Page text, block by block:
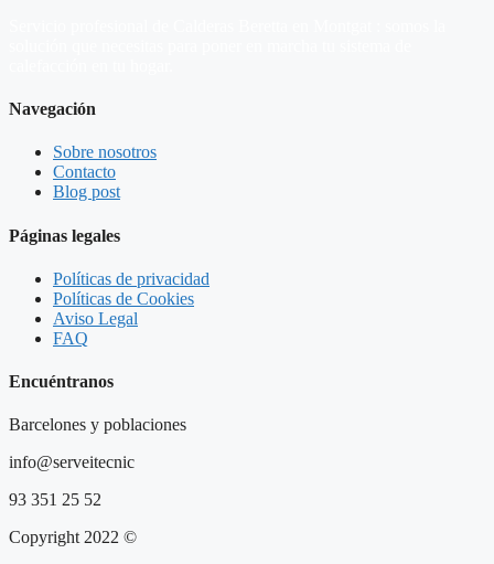
Navegación
Sobre nosotros
Contacto
Blog post
Páginas legales
Políticas de privacidad
Políticas de Cookies
Aviso Legal
FAQ
Encuéntranos
Barcelones y poblaciones
info@serveitecnic​
93 351 25 52
Copyright 2022 ©